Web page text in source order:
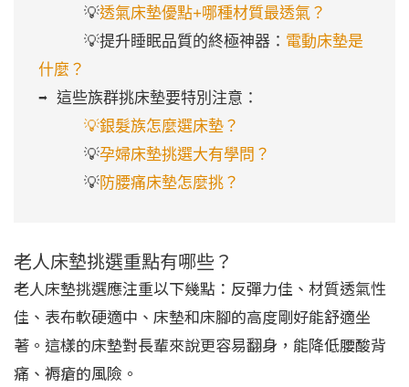
     💡
透氣床墊優點+哪種材質最透氣？
     💡提升睡眠品質的終極神器：
電動床墊是
什麼？
➡️ 這些族群挑床墊要特別注意：
  💡銀髮族怎麼選床墊？
     💡
孕婦床墊挑選大有學問？
     💡
防腰痛床墊怎麼挑？
老人床墊挑選重點有哪些？
老人床墊挑選應注重以下幾點：反彈力佳、材質透氣性
佳、表布軟硬適中、床墊和床腳的高度剛好能舒適坐
著。這樣的床墊對長輩來說更容易翻身，能降低腰酸背
痛、褥瘡的風險。